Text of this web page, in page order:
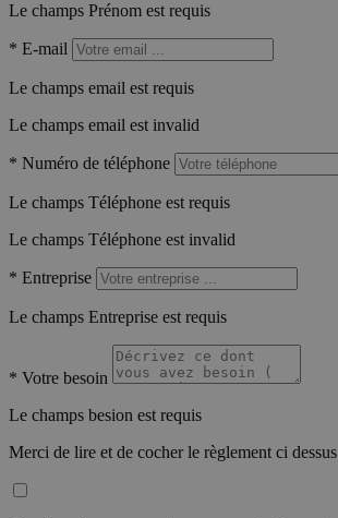
Le champs Prénom est requis
* E-mail
Le champs email est requis
Le champs email est invalid
* Numéro de téléphone
Le champs Téléphone est requis
Le champs Téléphone est invalid
* Entreprise
Le champs Entreprise est requis
* Votre besoin
Le champs besion est requis
Merci de lire et de cocher le règlement ci dessus